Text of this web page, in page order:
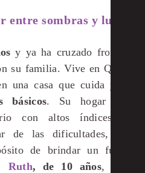
entre sombras y luz
y ya ha cruzado frontera
su familia. Vive en Quito,
una casa que cuida y
básicos. Su hogar está
con altos índices de
de las dificultades, ella
de brindar un futuro
Ruth, de 10 años, y la